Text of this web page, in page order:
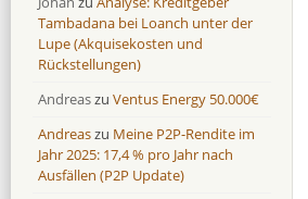
Omaraha
16,4 %
Omaraha
18,0 %
Tambadana bei Loanch unter der
Lupe (Akquisekosten und
Rückstellungen)
Andreaszu Ventus Energy 50.000€
Andreaszu Meine P2P-Rendite im
Jahr 2025: 17,4 % pro Jahr nach
Ausfällen (P2P Update)